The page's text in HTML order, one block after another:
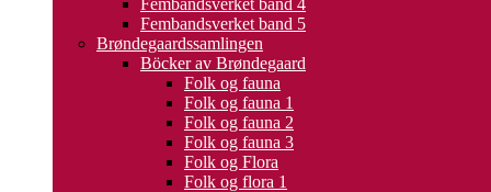
Fembandsverket band 4
Fembandsverket band 5
Brøndegaardssamlingen
Böcker av Brøndegaard
Folk og fauna
Folk og fauna 1
Folk og fauna 2
Folk og fauna 3
Folk og Flora
Folk og flora 1